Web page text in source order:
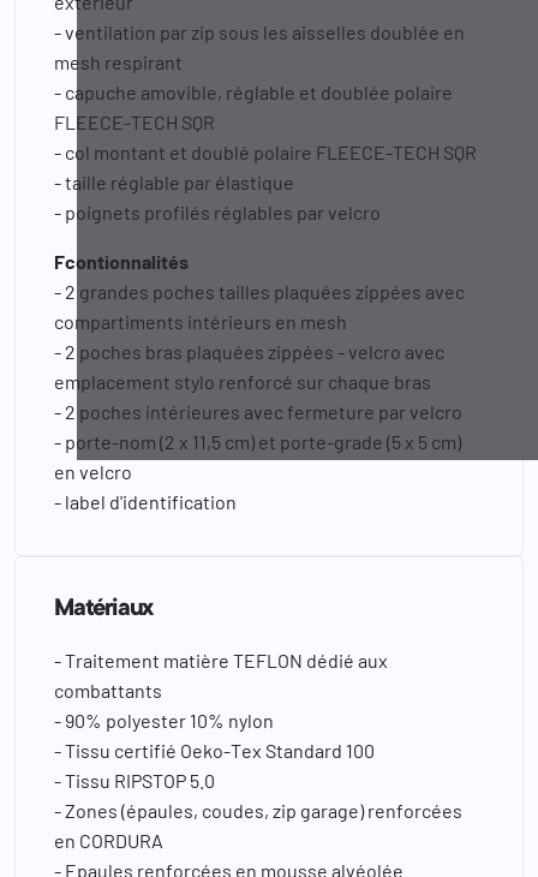
- ventilation par zip sous les aisselles doublée en
mesh respirant
- capuche amovible, réglable et doublée polaire
FLEECE-TECH SQR
- col montant et doublé polaire FLEECE-TECH SQR
- taille réglable par élastique
- poignets profilés réglables par velcro
Fcontionnalités
- 2 grandes poches tailles plaquées zippées avec
compartiments intérieurs en mesh
- 2 poches bras plaquées zippées - velcro avec
emplacement stylo renforcé sur chaque bras
- 2 poches intérieures avec fermeture par velcro
- porte-nom (2 x 11,5 cm) et porte-grade (5 x 5 cm)
en velcro
- label d'identification
Matériaux
- Traitement matière TEFLON dédié aux
combattants
- 90% polyester 10% nylon
- Tissu certifié Oeko-Tex Standard 100
- Tissu RIPSTOP 5.0
- Zones (épaules, coudes, zip garage) renforcées
en CORDURA
- Epaules renforcées en mousse alvéolée